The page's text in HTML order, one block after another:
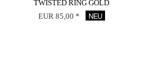
TWISTED RING GOLD
EUR 85,00 *
NEU